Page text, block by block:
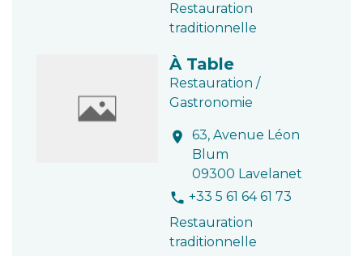
Restauration
traditionnelle
À Table
Restauration /
Gastronomie
location_on
63, Avenue Léon
Blum
09300 Lavelanet
phone +33 5 61 64 61 73
Restauration
traditionnelle